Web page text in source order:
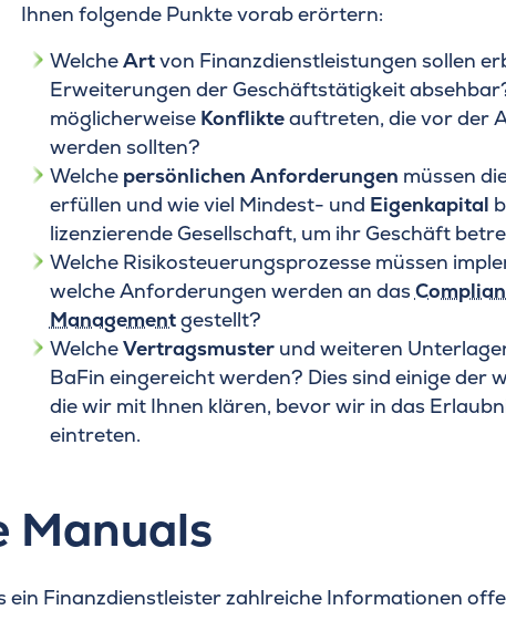
Ihnen folgende Punkte vorab erörtern:
WelcheArtvon Finanzdienstleistungen sollen
Erweiterungen der Geschäftstätigkeit
möglicherweise Konflikteauftreten, die vor der
werden sollten?
Welche persönlichen Anforderungen müssen
erfüllen und wie viel Mindest- und Eigenkapital
lizenzierende Gesellschaft, um ihr Geschäft
Welche Risikosteuerungsprozesse müssen
welche Anforderungen werden an das
Managementgestellt?
WelcheVertragsmusterund weiteren
BaFin eingereicht werden? Dies sind einige der
die wir mit Ihnen klären, bevor wir in das
eintreten.
Manuals
Finanzdienstleister zahlreiche Informationen